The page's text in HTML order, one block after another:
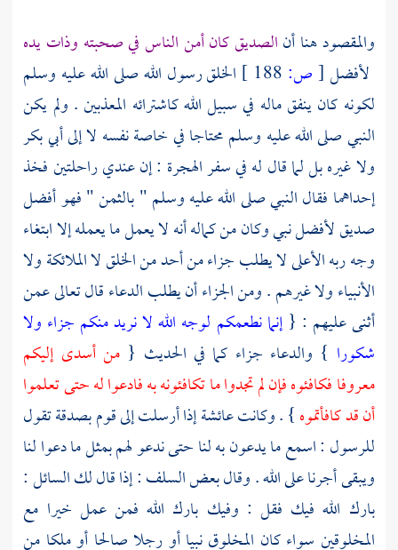
والمقصود هنا أنالصديقكان أمن الناس في صحبته وذات يده
لأفضل[ص:
الخلق رسول الله صلى الله عليه وسلم
لكونه كان ينفق ماله في سبيل الله كاشترائه المعذبين . ولم يكن
النبي صلى الله عليه وسلم محتاجا في خاصة نفسه لا إلىأبي بكر
ولا غيره بل لما قال له في سفر الهجرة : إن عندي راحلتين فخذ
إحداهما فقال النبي صلى الله عليه وسلم " بالثمن " فهو أفضل
صديق لأفضل نبي وكان من كماله أنه لا يعمل ما يعمله إلا ابتغاء
وجه ربه الأعلى لا يطلب جزاء من أحد من الخلق لا الملائكة ولا
الأنبياء ولا غيرهم . ومن الجزاء أن يطلب الدعاء قال تعالى عمن
أثنى عليهم : {إنما نطعمكم لوجه الله لا نريد منكم جزاء ولا
شكورا } والدعاء جزاء كما في الحديث {من أسدى إليكم
معروفا فكافئوه فإن لم تجدوا ما تكافئونه به فادعوا له حتى تعلموا
أن قد كافأتموه} . وكانتعائشةإذا أرسلت إلى قوم بصدقة تقول
للرسول : اسمع ما يدعون به لنا حتى ندعو لهم بمثل ما دعوا لنا
ويبقى أجرنا على الله . وقال بعض السلف : إذا قال لك السائل :
بارك الله فيك فقل : وفيك بارك الله فمن عمل خيرا مع
المخلوقين سواء كان المخلوق نبيا أو رجلا صالحا أو ملكا من